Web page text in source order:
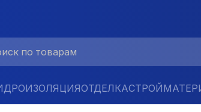
ОТДЕЛКА